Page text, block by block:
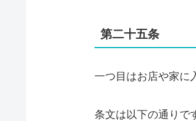
第二十五条
一つ目はお店や家に
条文は以下の通りで